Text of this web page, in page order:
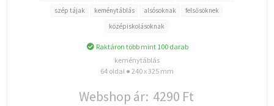
szép tájak
keménytáblás alsósoknak
felsősöknek
középiskolásoknak
Raktáron több mint 100 darab
keménytáblás
64 oldal ● 240 x 325 mm
Webshop ár: 4290 Ft